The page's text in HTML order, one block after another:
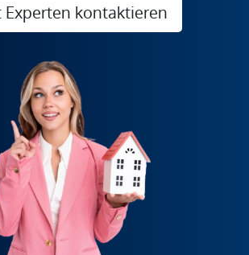
Experten kontaktieren